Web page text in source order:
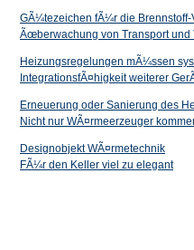
GÃ¼tezeichen fÃ¼r die Brennstoff-
Ãœberwachung von Transport
Heizungsregelungen mÃ¼ssen
IntegrationsfÃ¤higkeit weiterer
Erneuerung oder Sanierung des
Nicht nur WÃ¤rmeerzeuger
Designobjekt WÃ¤rmetechnik
FÃ¼r den Keller viel zu elegant